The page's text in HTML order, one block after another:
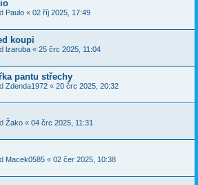
Paulo « 02 říj 2025, 17:49
koupi
lzaruba « 25 črc 2025, 11:04
pantu střechy
Zdenda1972 « 20 črc 2025, 20:32
Žako « 04 črc 2025, 11:31
Macek0585 « 02 čer 2025, 10:38